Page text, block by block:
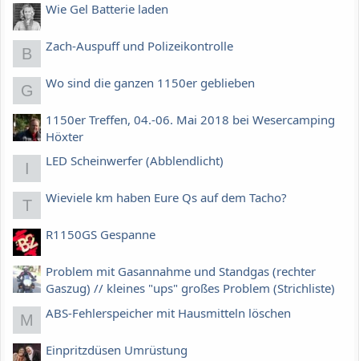
Wie Gel Batterie laden
B Zach-Auspuff und Polizeikontrolle
G Wo sind die ganzen 1150er geblieben
1150er Treffen, 04.-06. Mai 2018 bei Wesercamping
Höxter
I LED Scheinwerfer (Abblendlicht)
T Wieviele km haben Eure Qs auf dem Tacho?
R1150GS Gespanne
Problem mit Gasannahme und Standgas (rechter
Gaszug) // kleines "ups" großes Problem (Strichliste)
M ABS-Fehlerspeicher mit Hausmitteln löschen
Einpritzdüsen Umrüstung